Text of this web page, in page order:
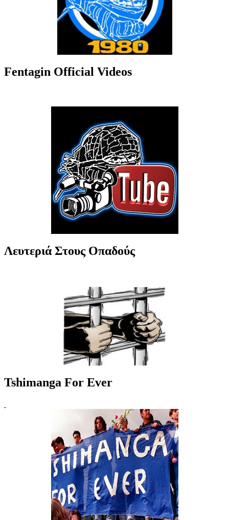
Fentagin Official Videos
Λευτεριά Στους Οπαδούς
Tshimanga For Ever